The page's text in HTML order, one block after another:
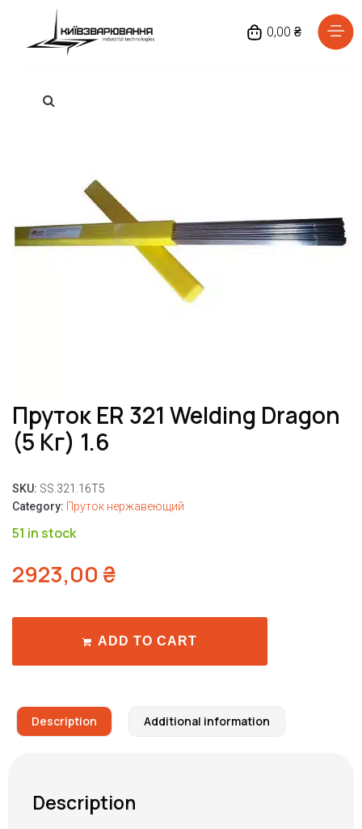
0,00 ₴
Пруток ER 321 Welding Dragon
(5 Кг) 1.6
SKU: SS.321.16T5
Category: Пруток нержавеющий
51 in stock
2923,00 ₴
ADD TO CART
Description Additional information
Description
Головна
Доставка та оплата
Повернення та обмін